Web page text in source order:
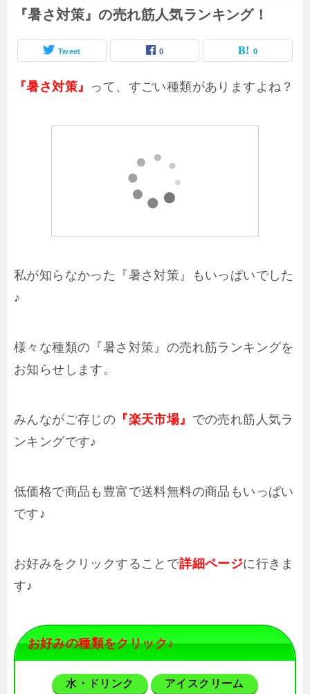
『暑さ対策』の売れ筋人気ランキング！
Tweet 0 0
『暑さ対策』 って、すごい種類がありますよね？
私が知らなかった『暑さ対策』もいっぱいでした
♪
様々な種類の『暑さ対策』の売れ筋ランキングを
お知らせします。
みんながご存じの 『楽天市場』 での売れ筋人気ラ
ンキングです♪
低価格で商品も豊富で送料無料の商品もいっぱい
です♪
お好みをクリックすることで詳細ページに行きま
す♪
お好みの種類をクリック♪
水・ドリンク
アイスクリーム